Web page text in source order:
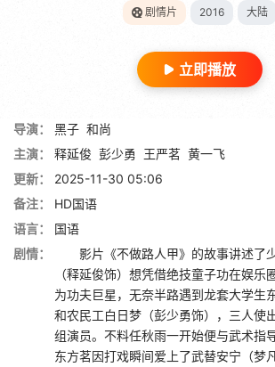
剧情片 2016 大陆
立即播放
导演： 黑子 和尚
主演：
释延俊 彭少勇 王严茗 黄一飞
更新：
2025-11-30 05:06
备注：
HD国语
语言：
国语
剧情：
影片《不做路人甲》的故事讲述了
（释延俊饰）想凭借绝技童子功在娱乐
为功夫巨星，无奈半路遇到龙套大学生
和农民工白日梦（彭少勇饰），三人使
组演员。不料任秋雨一开始便与武术指
东方茗因打戏瞬间爱上了武替安宁（梦